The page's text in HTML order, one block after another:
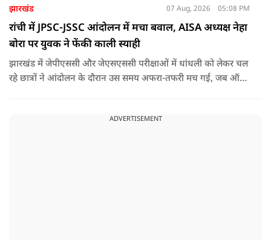
झारखंड 07 Aug, 2026 05:08 PM
रांची में JPSC-JSSC आंदोलन में मचा बवाल, AISA अध्यक्ष नेहा
बोरा पर युवक ने फेंकी काली स्याही
झारखंड में जेपीएससी और जेएसएससी परीक्षाओं में धांधली को लेकर चल
रहे छात्रों ने आंदोलन के दौरान उस समय अफरा-तफरी मच गई, जब ऑल
ADVERTISEMENT